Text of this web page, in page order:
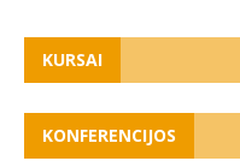
KURSAI
KONFERENCIJOS